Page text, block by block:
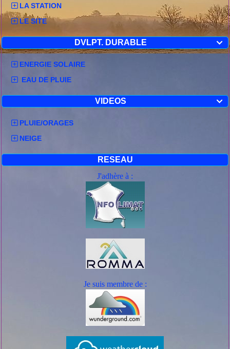
LA STATION
LE SITE

DVLPT. DURABLE
ENERGIE SOLAIRE
EAU DE PLUIE

VIDEOS
PLUIE/ORAGES
NEIGE
RESEAU
J'adhère à :
Je suis membre de :